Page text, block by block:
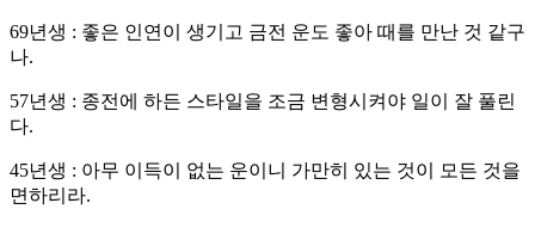
69년생 : 좋은 인연이 생기고 금전 운도 좋아 때를 만난 것 같구
나.
57년생 : 종전에 하든 스타일을 조금 변형시켜야 일이 잘 풀린
다.
45년생 : 아무 이득이 없는 운이니 가만히 있는 것이 모든 것을
면하리라.